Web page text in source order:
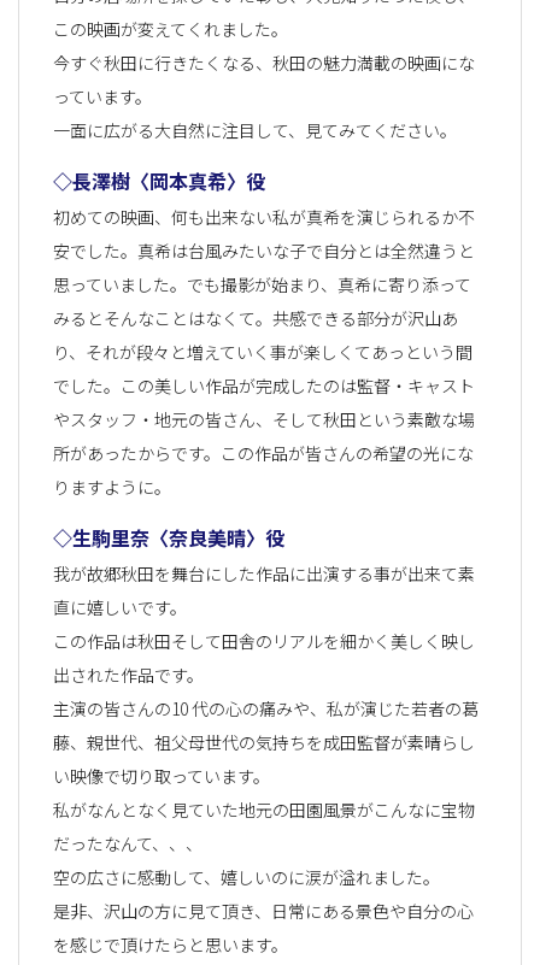
この映画が変えてくれました。
今すぐ秋田に行きたくなる、秋田の魅力満載の映画にな
っています。
一面に広がる大自然に注目して、見てみてください。
◇長澤樹〈岡本真希〉役
初めての映画、何も出来ない私が真希を演じられるか不
安でした。真希は台風みたいな子で自分とは全然違うと
思っていました。でも撮影が始まり、真希に寄り添って
みるとそんなことはなくて。共感できる部分が沢山あ
り、それが段々と増えていく事が楽しくてあっという間
でした。この美しい作品が完成したのは監督・キャスト
やスタッフ・地元の皆さん、そして秋田という素敵な場
所があったからです。この作品が皆さんの希望の光にな
りますように。
◇生駒里奈〈奈良美晴〉役
我が故郷秋田を舞台にした作品に出演する事が出来て素
直に嬉しいです。
この作品は秋田そして田舎のリアルを細かく美しく映し
出された作品です。
主演の皆さんの10 代の心の痛みや、私が演じた若者の葛
藤、親世代、祖父母世代の気持ちを成田監督が素晴らし
い映像で切り取っています。
私がなんとなく見ていた地元の田園風景がこんなに宝物
だったなんて、、、
空の広さに感動して、嬉しいのに涙が溢れました。
是非、沢山の方に見て頂き、日常にある景色や自分の心
を感じで頂けたらと思います。